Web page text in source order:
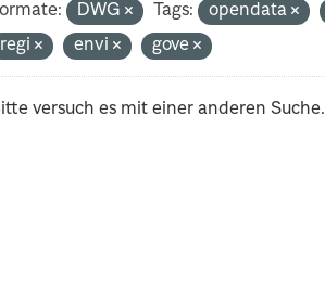
DWG Tags: opendata
regi
envi gove
versuch es mit einer anderen Suche.